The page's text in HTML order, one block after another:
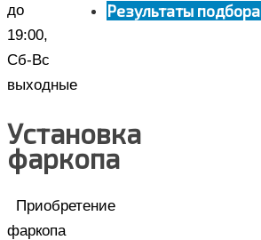
до
19:00,
Сб-Вс
выходные
Установка
фаркопа
Приобретение
фаркопа
Результаты подбора